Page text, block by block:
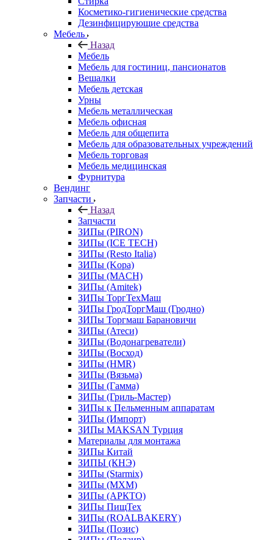
Косметико-гигиенические средства
Дезинфицирующие средства
Мебель
Назад
Мебель
Мебель для гостиниц, пансионатов
Вешалки
Мебель детская
Урны
Мебель металлическая
Мебель офисная
Мебель для общепита
Мебель для образовательных учреждений
Мебель торговая
Мебель медицинская
Фурнитура
Вендинг
Запчасти
Назад
Запчасти
ЗИПы (PIRON)
ЗИПы (ICE TECH)
ЗИПы (Resto Italia)
ЗИПы (Kopa)
ЗИПы (MACH)
ЗИПы (Amitek)
ЗИПы ТоргТехМаш
ЗИПы ГродТоргМаш (Гродно)
ЗИПы Торгмаш Барановичи
ЗИПы (Атеси)
ЗИПы (Водонагреватели)
ЗИПы (Восход)
ЗИПы (HMR)
ЗИПы (Вязьма)
ЗИПы (Гамма)
ЗИПы (Гриль-Мастер)
ЗИПы к Пельменным аппаратам
ЗИПы (Импорт)
ЗИПы MAKSAN Турция
Материалы для монтажа
ЗИПы Китай
ЗИПЫ (КНЭ)
ЗИПы (Starmix)
ЗИПы (МХМ)
ЗИПы (АРКТО)
ЗИПы ПищТех
ЗИПы (ROALBAKERY)
ЗИПы (Позис)